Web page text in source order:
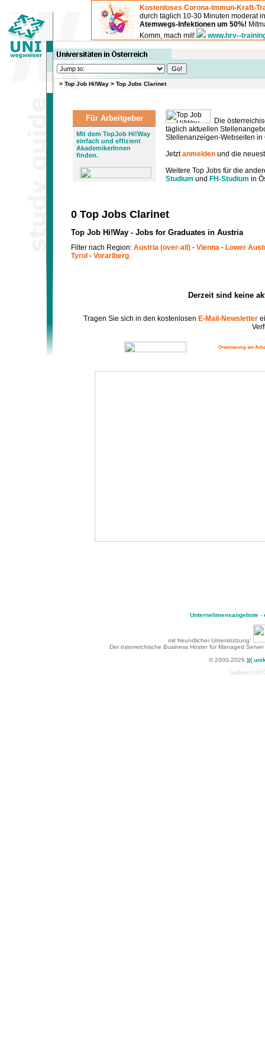
Kostenloses Corona-Immun-Kraft-
durch täglich 10-30 Minuten moderat
Atemwegs-Infektionen um 50%!
Komm, mach mit!
www.hrv--
> Top Job Hi!Way > Top Jobs Clarinet
Für Arbeitgeber
Mit dem TopJob Hi!Way
einfach und effizient
AkademikerInnen
finden.
Die
täglich aktuellen
Stellenanzeigen-Webseiten in
Jetztanmelden und die
Weitere Top Jobs für die
Studium und FH-Studium in
0 Top Jobs Clarinet
Top Job Hi!Way - Jobs for Graduates in Austria
Filter nach Region: Austria (over-all) - Vienna - Lower
Tyrol - Vorarlberg
Derzeit sind keine
Tragen Sie sich in den kostenlosen E-Mail-Newsletter
Orientierung am
Unternehmensangebote-
mit freundlicher Unterstützung:
Der österreichische Business Hoster für Managed
© 2000-2026 )|(